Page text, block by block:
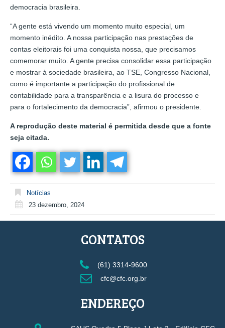
democracia brasileira.
“A gente está vivendo um momento muito especial, um
momento inédito. A nossa participação nas prestações de
contas eleitorais foi uma conquista nossa, que precisamos
comemorar muito. A gente precisa consolidar essa participação
e mostrar à sociedade brasileira, ao TSE, Congresso Nacional,
como é importante a participação do profissional de
contabilidade para a transparência e a lisura do processo e
para o fortalecimento da democracia”, afirmou o presidente.
A reprodução deste material é permitida desde que a fonte
seja citada.
Notícias
23 dezembro, 2024
CONTATOS
(61) 3314-9600
cfc@cfc.org.br
ENDEREÇO